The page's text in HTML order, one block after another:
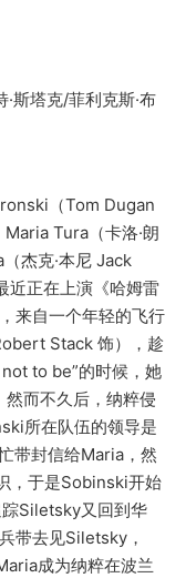
塔克/菲利克斯·布
（Tom Dugan
Tura（卡洛·朗
杰克·本尼 Jack
近正在上演《哈姆雷
来自一个年轻的飞行
Stack 饰），趁
to be”的时候，她
而不久后，纳粹侵
所在队伍的领导是
带封信给Maria，然
，于是Sobinski开始
Siletsky又回到华
带去见Siletsky，
成为纳粹在波兰